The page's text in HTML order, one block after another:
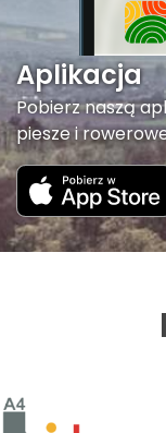
Aplikacja
Pobierz naszą
piesze i